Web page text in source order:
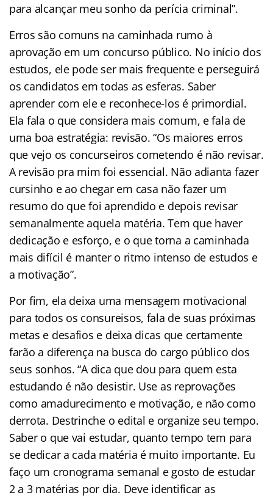
para alcançar meu sonho da perícia criminal”.
Erros são comuns na caminhada rumo à
aprovação em um concurso público. No início dos
estudos, ele pode ser mais frequente e perseguirá
os candidatos em todas as esferas. Saber
aprender com ele e reconhece-los é primordial.
Ela fala o que considera mais comum, e fala de
uma boa estratégia: revisão. “Os maiores erros
que vejo os concurseiros cometendo é não revisar.
A revisão pra mim foi essencial. Não adianta fazer
cursinho e ao chegar em casa não fazer um
resumo do que foi aprendido e depois revisar
semanalmente aquela matéria. Tem que haver
dedicação e esforço, e o que torna a caminhada
mais difícil é manter o ritmo intenso de estudos e
a motivação”.
Por fim, ela deixa uma mensagem motivacional
para todos os consureisos, fala de suas próximas
metas e desafios e deixa dicas que certamente
farão a diferença na busca do cargo público dos
seus sonhos. “A dica que dou para quem esta
estudando é não desistir. Use as reprovações
como amadurecimento e motivação, e não como
derrota. Destrinche o edital e organize seu tempo.
Saber o que vai estudar, quanto tempo tem para
se dedicar a cada matéria é muito importante. Eu
faço um cronograma semanal e gosto de estudar
2 a 3 matérias por dia. Deve identificar as